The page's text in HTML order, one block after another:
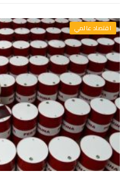
اقتصاد عالمي